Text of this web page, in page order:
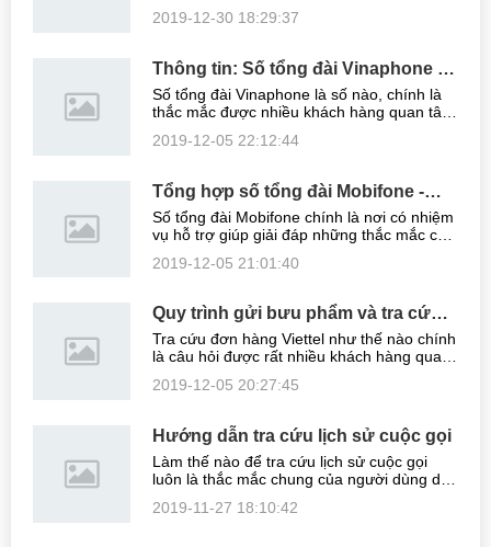
hoặc sắp sửa chuyển sang nhà mạng này.
...
2019-12-30 18:29:37
Thông tin: Số tổng đài Vinaphone -
CSKH chính thức 24/24
Số tổng đài Vinaphone là số nào, chính là
thắc mắc được nhiều khách hàng quan tâm
tổng đài Vinaphone. Do vậy, trong phần
2019-12-05 22:12:44
Tổng hợp số tổng đài Mobifone -
CSKH 24/24
Số tổng đài Mobifone chính là nơi có nhiệm
vụ hỗ trợ giúp giải đáp những thắc mắc của
dụng. Nó bao gồm việc kiểm tra về khuyến
2019-12-05 21:01:40
Quy trình gửi bưu phẩm và tra cứu
đơn hàng Viettel Post
Tra cứu đơn hàng Viettel như thế nào chính
là câu hỏi được rất nhiều khách hàng quan
được chia sẻ từ bài viết sau chúng tôi xin
2019-12-05 20:27:45
Hướng dẫn tra cứu lịch sử cuộc gọi
Làm thế nào để tra cứu lịch sử cuộc gọi
luôn là thắc mắc chung của người dùng di
xuyên sử dụng điện thoại để liên lạc và
2019-11-27 18:10:42